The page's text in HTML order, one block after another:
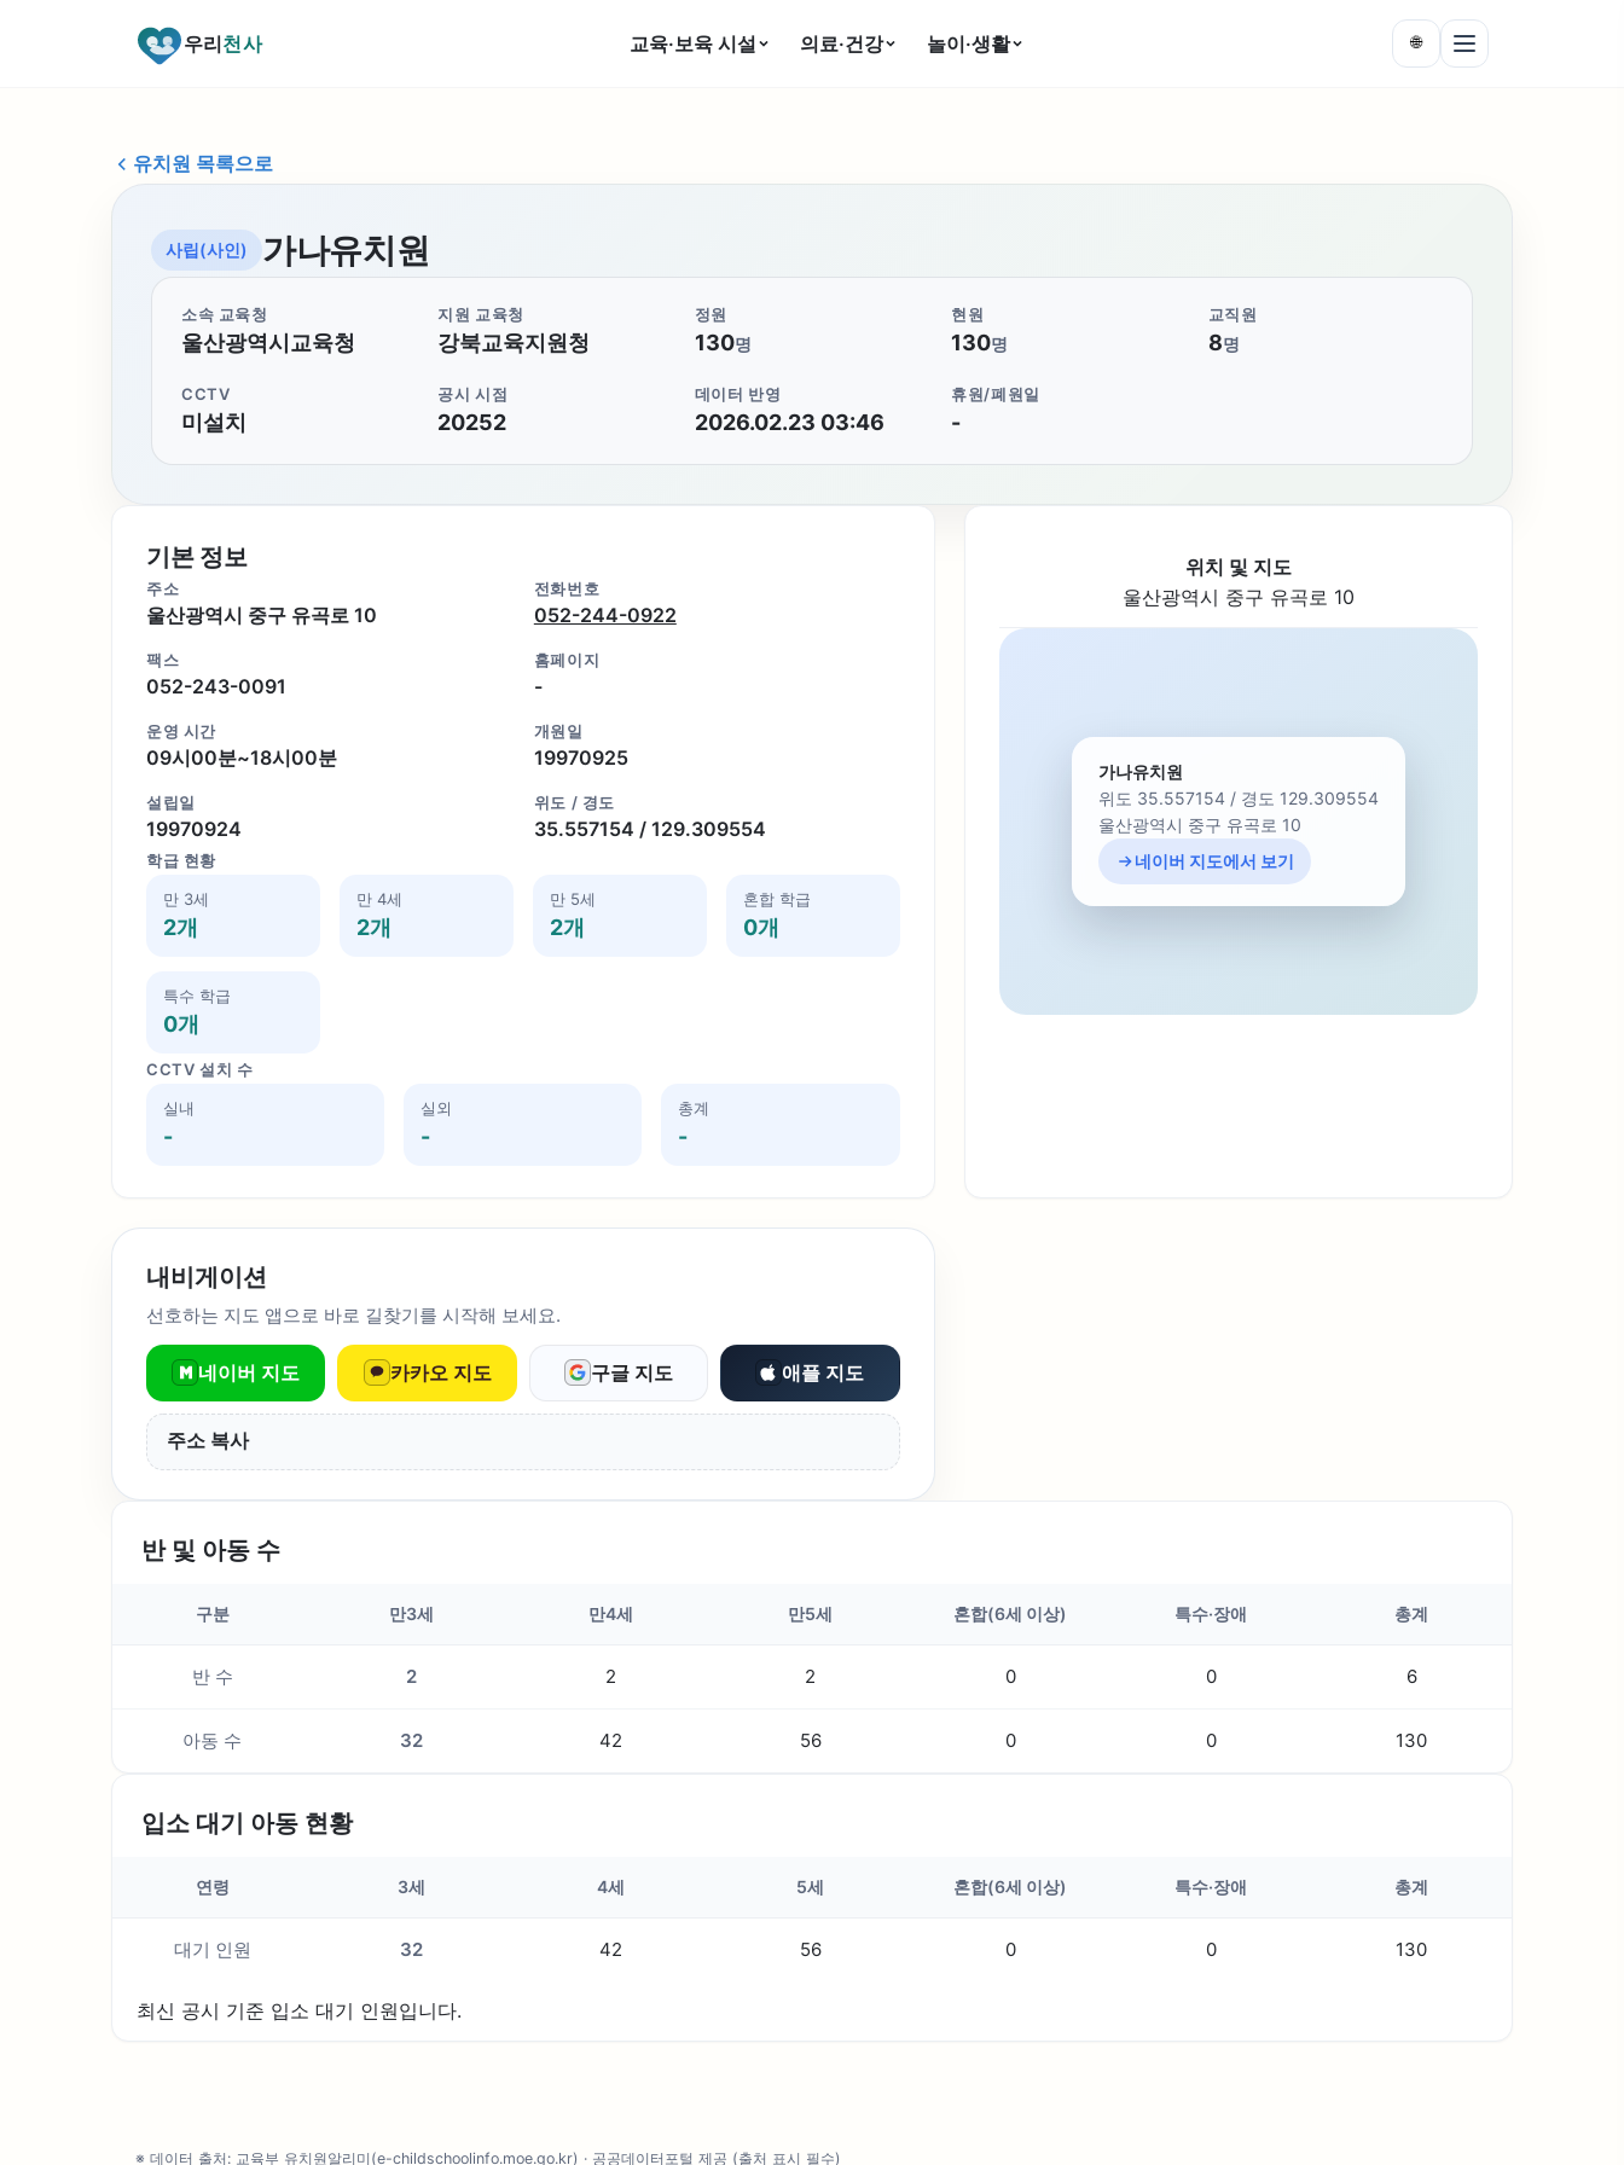
우리천사 교육·보육 시설 의료·건강 놀이·생활 🌐
유치원 목록으로
사립(사인) 가나유치원
소속 교육청
울산광역시교육청
지원 교육청
강북교육지원청
정원
130명
현원
130명
교직원
8명
CCTV
미설치
공시 시점
20252
데이터 반영
2026.02.23 03:46
휴원/폐원일
-
기본 정보
주소
울산광역시 중구 유곡로 10
전화번호
052-244-0922
팩스
052-243-0091
홈페이지
-
운영 시간
09시00분~18시00분
개원일
19970925
설립일
19970924
위도 / 경도
35.557154 / 129.309554
학급 현황
만 3세
2개
만 4세
2개
만 5세
2개
혼합 학급
0개
특수 학급
0개
CCTV 설치 수
실내
-
실외
-
총계
-
위치 및 지도
울산광역시 중구 유곡로 10
가나유치원
위도 35.557154 / 경도 129.309554
울산광역시 중구 유곡로 10
네이버 지도에서 보기
내비게이션
선호하는 지도 앱으로 바로 길찾기를 시작해 보세요.
네이버 지도 카카오 지도 구글 지도 애플 지도
주소 복사
반 및 아동 수
구분 만3세 만4세 만5세 혼합(6세 이상) 특수·장애 총계
반 수 2 2 2 0 0 6
아동 수 32 42 56 0 0 130
입소 대기 아동 현황
연령 3세 4세 5세 혼합(6세 이상) 특수·장애 총계
대기 인원 32 42 56 0 0 130
최신 공시 기준 입소 대기 인원입니다.
※ 데이터 출처: 교육부 유치원알리미(e-childschoolinfo.moe.go.kr) · 공공데이터포털 제공 (출처 표시 필수)